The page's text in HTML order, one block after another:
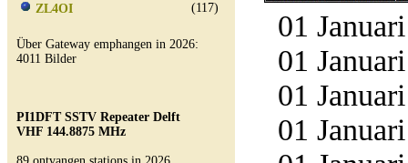
ZL4OI
(117)
Über Gateway emphangen in 2026:
4011 Bilder
PI1DFT SSTV Repeater Delft
VHF 144.8875 MHz
01
01
01
01